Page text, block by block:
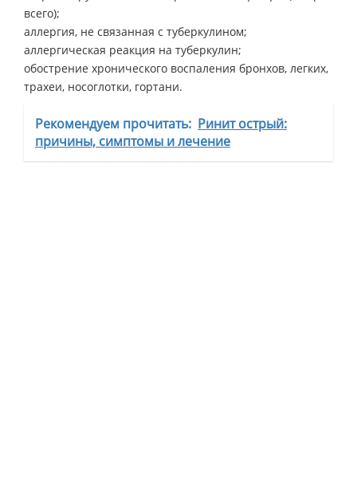
всего);
аллергия, не связанная с туберкулином;
аллергическая реакция на туберкулин;
обострение хронического воспаления бронхов, легких,
трахеи, носоглотки, гортани.
Рекомендуем прочитать: Ринит острый:
причины, симптомы и лечение